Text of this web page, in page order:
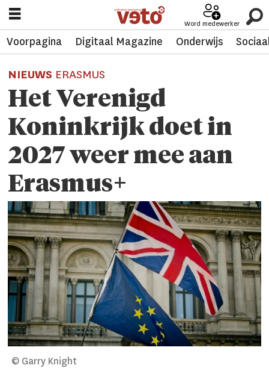
Word medewerker
Voorpagina Digitaal Magazine Onderwijs
NIEUWS ERASMUS
Het Verenigd
Koninkrijk doet in
2027 weer mee aan
Erasmus+
© Garry Knight